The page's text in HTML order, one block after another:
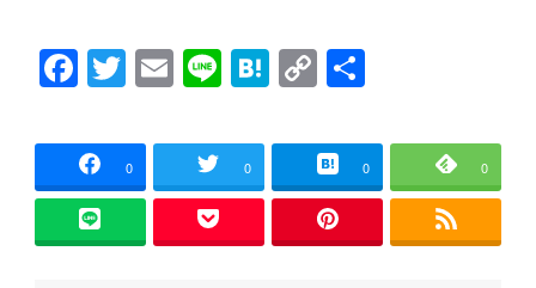
) ィ
ン
ド
き
す
)
F
a
c
e
b
o
T
wi
tt
er
E
m
ai
l
Li
n
e
H
at
e
n
C
o
p
y
Li
n
共
0 0 0 0